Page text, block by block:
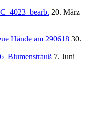
20. März
30.
7. Juni